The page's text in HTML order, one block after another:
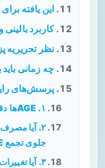
این یافته
کاربرد
نظر
چه زمانی
پرسش‌های
۱. AGEها دقیقاً چه هستند و چرا مضرند؟
۲. آیا
جلوی تجمع AGE را بگیرد؟
۳. آیا